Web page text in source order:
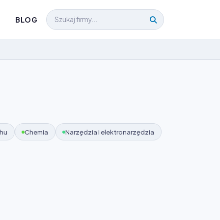
BLOG
Chemia Narzędzia i elektronarzędzia